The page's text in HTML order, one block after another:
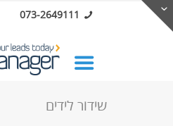
073-2649111
שידור לידים